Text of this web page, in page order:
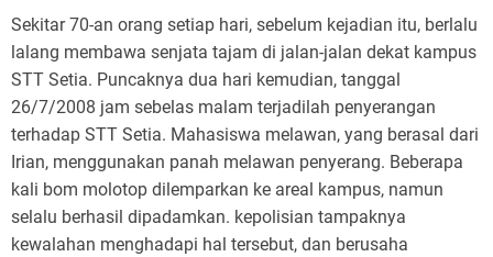
Sekitar 70-an orang setiap hari, sebelum kejadian itu, berlalu
lalang membawa senjata tajam di jalan-jalan dekat kampus
STT Setia. Puncaknya dua hari kemudian, tanggal
26/7/2008 jam sebelas malam terjadilah penyerangan
terhadap STT Setia. Mahasiswa melawan, yang berasal dari
Irian, menggunakan panah melawan penyerang. Beberapa
kali bom molotop dilemparkan ke areal kampus, namun
selalu berhasil dipadamkan. kepolisian tampaknya
kewalahan menghadapi hal tersebut, dan berusaha